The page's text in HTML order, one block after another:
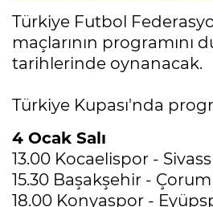
Türkiye Futbol
maçlarının programını
tarihlerinde oynanacak.
Türkiye Kupası'nda
4 Ocak Salı
13.00 Kocaelispor -
15.30 Başakşehir -
18.00 Konyaspor -